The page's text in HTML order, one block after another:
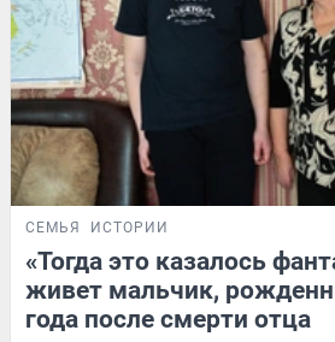
СЕМЬЯ ИСТОРИИ
«Тогда это казалось
живет мальчик,
года после смерти отца